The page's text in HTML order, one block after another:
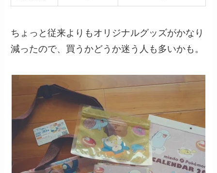
ちょっと従来よりもオリジナルグッズがかなり
減ったので、買うかどうか迷う人も多いかも。